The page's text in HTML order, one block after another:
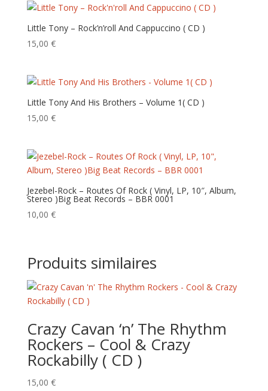
Little Tony – Rock’n’roll And Cappuccino ‎( CD )
15,00 €
Little Tony And His Brothers – Volume 1‎( CD )
15,00 €
Jezebel-Rock – Routes Of Rock ( Vinyl, LP, 10″, Album,
Stereo )Big Beat Records – BBR 0001
10,00 €
Produits similaires
Crazy Cavan ‘n’ The Rhythm
Rockers – Cool & Crazy
Rockabilly ( CD )
15,00 €